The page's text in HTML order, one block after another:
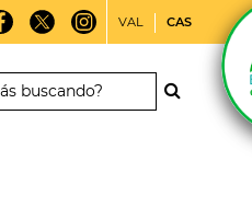
VAL CAS